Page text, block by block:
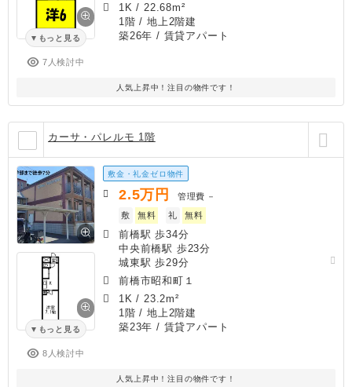
もっと見る
7人検討中
1K / 22.68m²
1階 / 地上2階建
築26年 / 賃貸アパート
人気上昇中！注目の物件です！
カーサ・パレルモ 1階
もっと見る
8人検討中
敷金・礼金ゼロ物件
2.5万円 管理費 －
敷
無料 礼 無料
前橋駅 歩34分
中央前橋駅 歩23分
城東駅 歩29分
前橋市昭和町１
1K / 23.2m²
1階 / 地上2階建
築23年 / 賃貸アパート
人気上昇中！注目の物件です！